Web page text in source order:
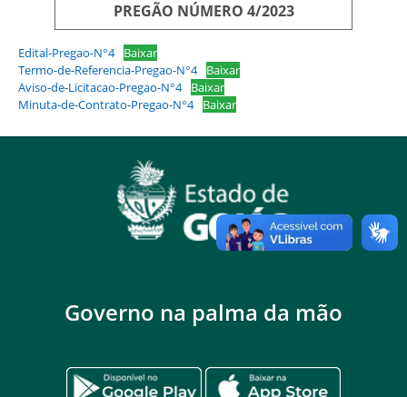
PREGÃO NÚMERO 4/2023
Edital-Pregao-N°4
Baixar
Termo-de-Referencia-Pregao-N°4
Baixar
Aviso-de-Licitacao-Pregao-N°4
Baixar
Minuta-de-Contrato-Pregao-N°4
Baixar
Governo na palma da mão